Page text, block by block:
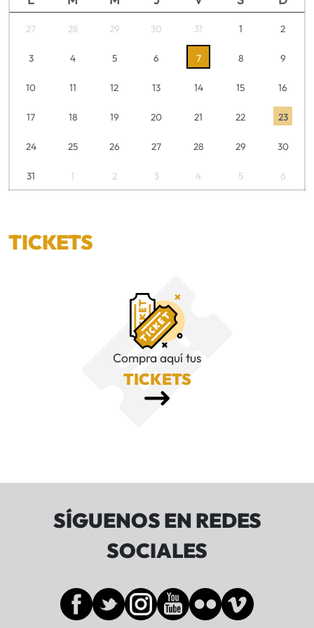
27 28 29 30 31 1 2
3 4 5 6 7 8 9
10 11 12 13 14 15 16
17 18 19 20 21 22 23
24 25 26 27 28 29 30
31 1 2 3 4 5 6
TICKETS
Compra aquí tus
TICKETS
SÍGUENOS EN REDES
SOCIALES